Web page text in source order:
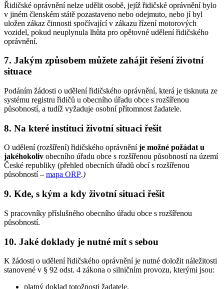
Řidičské oprávnění nelze udělit osobě, jejíž řidičské oprávnění bylo
v jiném členském státě pozastaveno nebo odejmuto, nebo jí byl
uložen zákaz činnosti spočívající v zákazu řízení motorových
vozidel, pokud neuplynula lhůta pro opětovné udělení řidičského
oprávnění.
7. Jakým způsobem můžete zahájit řešení životní
situace
Podáním žádosti o udělení řidičského oprávnění, která je tisknuta ze
systému registru řidičů u obecního úřadu obce s rozšířenou
působností, a tudíž vyžaduje osobní přítomnost žadatele.
8. Na které instituci životní situaci řešit
O udělení (rozšíření) řidičského oprávněníje možné požádat u
jakéhokoliv obecního úřadu obce s rozšířenou působností na území
České republiky (přehled obecních úřadů obcí s rozšířenou
působností – mapa ORP.)
9. Kde, s kým a kdy životní situaci řešit
S pracovníky příslušného obecního úřadu obce s rozšířenou
působností.
10. Jaké doklady je nutné mít s sebou
K žádosti o udělení řidičského oprávnění je nutné doložit náležitosti
stanovené v § 92 odst. 4 zákona o silničním provozu, kterými jsou:
platný doklad totožnosti žadatele,